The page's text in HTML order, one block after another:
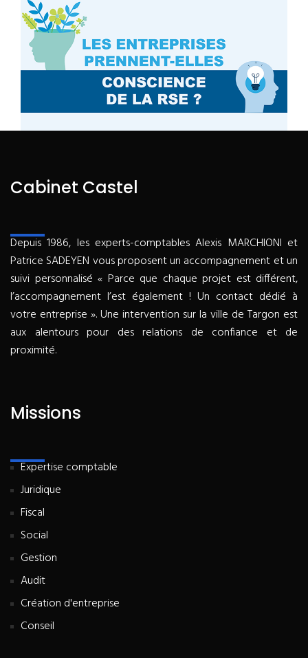
Cabinet Castel
Depuis 1986, les experts-comptables Alexis MARCHIONI et
Patrice SADEYEN vous proposent un accompagnement et un
suivi personnalisé « Parce que chaque projet est différent,
l’accompagnement l’est également ! Un contact dédié à
votre entreprise ». Une intervention sur la ville de Targon est
aux alentours pour des relations de confiance et de
proximité.
Missions
Expertise comptable
Juridique
Fiscal
Social
Gestion
Audit
Création d'entreprise
Conseil